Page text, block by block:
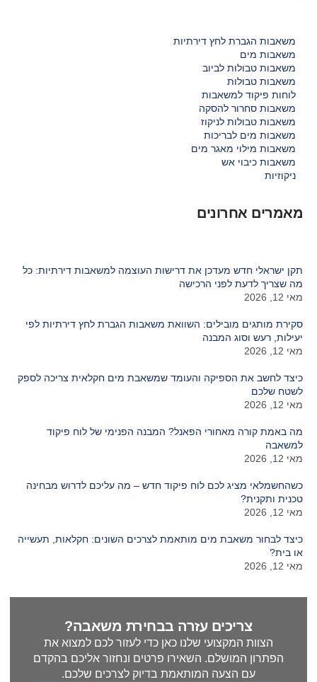
משאבות הגברת לחץ דירתיות
משאבות מים
משאבות טבולות לביוב
משאבות טבולות
לוחות פיקוד למשאבות
משאבות סחרור להסקה
משאבות טבולות לניקוז
משאבות מים לבריכות
משאבות מילוי מאגר מים
משאבות כיבוי אש
ניקוזיות
מאמרים אחרונים
תקן ישראלי חדש מעדכן את דרישות העוצמה למשאבות דירתיות: כל
מה שצריך לדעת לפני הרכישה
מאי 12, 2026
סקירת מותגים מובילים: השוואת משאבות הגברת לחץ דירתיות לפי
יעילות, רעש וסוג המבנה
מאי 12, 2026
כיצד לחשב את הספיקה והעומד שמשאבת מים חקלאית צריכה לספק
לשטח שלכם
מאי 12, 2026
מה באמת קורה מאחורי הפאנל? המבנה הפנימי של לוח פיקוד
למשאבה
מאי 12, 2026
כשהחשמלאי מציג לכם לוח פיקוד חדש – מה עליכם לדרוש מבחינה
טכנית ותקנית?
מאי 12, 2026
כיצד לבחור משאבת מים מותאמת לצרכים השונים: חקלאות, תעשייה
או בית?
מאי 12, 2026
צריכים עזרה בבחירת משאבה?
הצוות המקצועי שלנו כאן כדי לעזור לכם למצוא את
הפתרון המושלם. השאירו פרטים ונחזור אליכם בהקדם
עם הצעה המותאמת בדיוק לצרכים שלכם.